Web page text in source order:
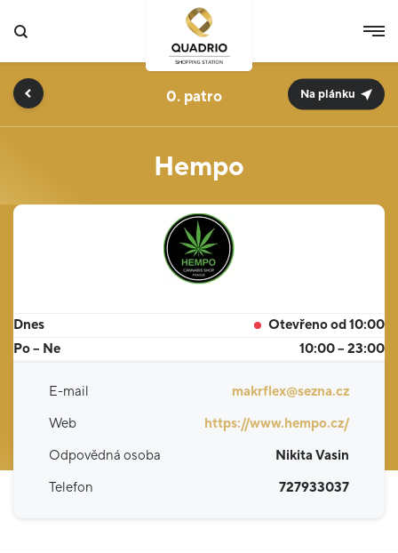
Hempo
0. Na plánku
Dnes
Otevřeno od 10:00
Po – Ne
10:00 – 23:00
E-mail
makrflex@sezna.cz
Web
https://www.hempo.cz/
Odpovědná osoba
Nikita Vasin
Telefon
727933037